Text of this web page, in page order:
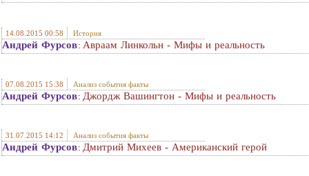
14.08.2015 00:58 История
Андрей Фурсов: Авраам Линкольн - Мифы и реальность
07.08.2015 15:38 Анализ события факты
Андрей Фурсов: Джордж Вашингтон - Мифы и реальность
31.07.2015 14:12 Анализ события факты
Андрей Фурсов: Дмитрий Михеев - Американский герой